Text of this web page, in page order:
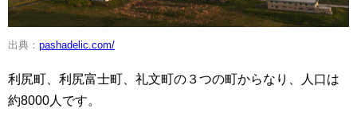
出典： pashadelic.com/
利尻町、利尻富士町、礼文町の３つの町からなり、人口は
約8000人です。